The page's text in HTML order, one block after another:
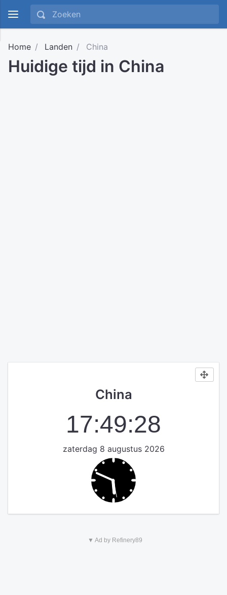
Home Landen China
Huidige tijd in China
China
17:49:28
zaterdag 8 augustus 2026
▼ Ad by Refinery89